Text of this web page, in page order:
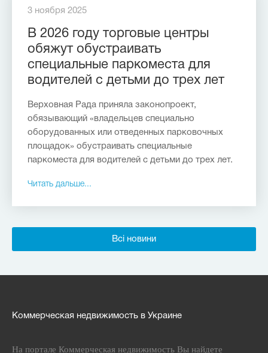
3 ноября 2025
В 2026 году торговые центры
обяжут обустраивать
специальные паркоместа для
водителей с детьми до трех лет
Верховная Рада приняла законопроект,
обязывающий «владельцев специально
оборудованных или отведенных парковочных
площадок» обустраивать специальные
паркоместа для водителей с детьми до трех лет.
Читать дальше...
Всі новини
Коммерческая недвижимость в Украине
На портале Коммерческая недвижимость Вы найдете